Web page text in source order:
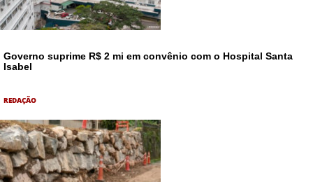
Governo suprime R$ 2 mi em convênio com o Hospital Santa
Isabel
REDAÇÃO